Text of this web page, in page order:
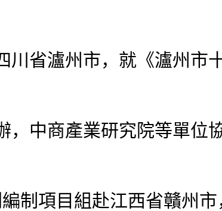
省瀘州市，就《瀘州市
中商產業研究院等單位
項目組赴江西省贛州市